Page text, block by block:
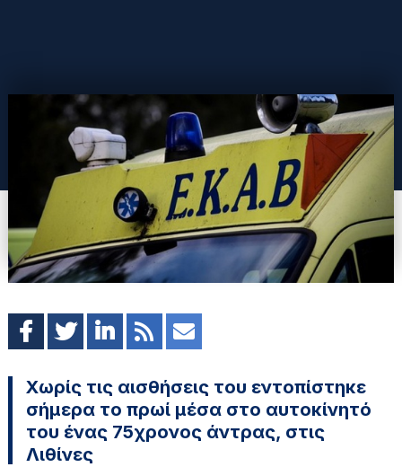
Χωρίς τις αισθήσεις του εντοπίστηκε
σήμερα το πρωί μέσα στο αυτοκίνητό
του ένας 75χρονος άντρας, στις
Λιθίνες